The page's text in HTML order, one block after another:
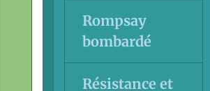
Rompsay
bombardé
Résistance et